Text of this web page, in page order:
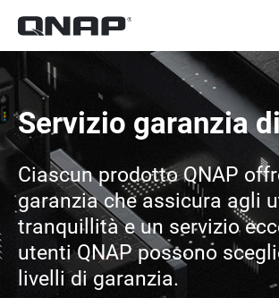
Servizio garanzia
Ciascun prodotto QNAP
garanzia che assicura agli
tranquillità e un servizio
utenti QNAP possono
livelli di garanzia.